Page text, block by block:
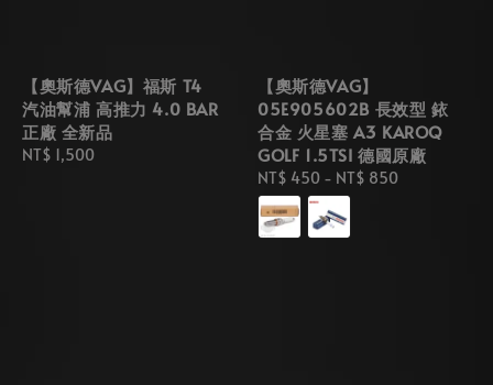
【奧斯德VAG】福斯 T4
汽油幫浦 高推力 4.0 BAR
正廠 全新品
Regular
NT$ 1,500
【奧斯德VAG】
05E905602B 長效型 銥
合金 火星塞 A3 KAROQ
GOLF 1.5TSI 德國原廠
Regular
price
NT$ 450 - NT$ 850